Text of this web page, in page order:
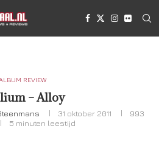
REVIEW
– Alloy
31 oktober 2011
993
5 minuten leestijd